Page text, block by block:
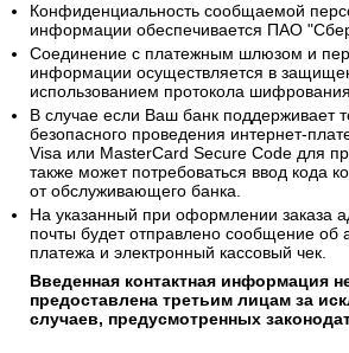
Конфиденциальность сообщаемой
информации обеспечивается ПАО
Соединение с платежным шлюзом и
информации осуществляется в
использованием протокола
В случае если Ваш банк поддерживает
безопасного проведения интернет-
Visa или MasterCard Secure Code для
также может потребоваться ввод кода
от обслуживающего банка.
На указанный при оформлении заказа
почты будет отправлено сообщение об
платежа и электронный кассовый чек.
Введенная контактная информация
предоставлена третьим лицам за
случаев, предусмотренных